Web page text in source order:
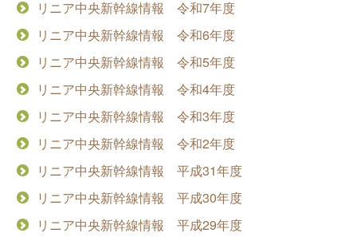
リニア中央新幹線情報 令和7年度
リニア中央新幹線情報 令和6年度
リニア中央新幹線情報 令和5年度
リニア中央新幹線情報 令和4年度
リニア中央新幹線情報 令和3年度
リニア中央新幹線情報 令和2年度
リニア中央新幹線情報 平成31年度
リニア中央新幹線情報 平成30年度
リニア中央新幹線情報 平成29年度